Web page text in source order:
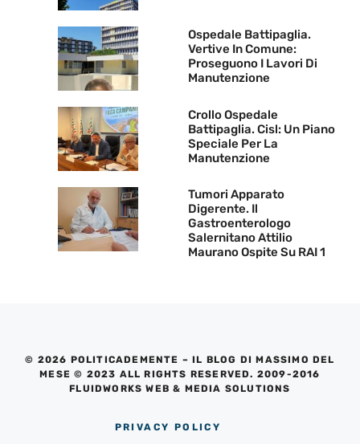
Ospedale Battipaglia.
Vertive In Comune:
Proseguono I Lavori Di
Manutenzione
Crollo Ospedale
Battipaglia. Cisl: Un Piano
Speciale Per La
Manutenzione
Tumori Apparato
Digerente. Il
Gastroenterologo
Salernitano Attilio
Maurano Ospite Su RAI 1
© 2026 POLITICADEMENTE – IL BLOG DI MASSIMO DEL
MESE © 2023 ALL RIGHTS RESERVED. 2009-2016
FLUIDWORKS WEB & MEDIA SOLUTIONS
PRIVACY POLICY